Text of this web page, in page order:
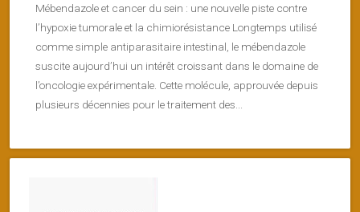
Mébendazole et cancer du sein : une nouvelle piste contre
l’hypoxie tumorale et la chimiorésistance Longtemps utilisé
comme simple antiparasitaire intestinal, le mébendazole
suscite aujourd’hui un intérêt croissant dans le domaine de
l’oncologie expérimentale. Cette molécule, approuvée depuis
plusieurs décennies pour le traitement des...